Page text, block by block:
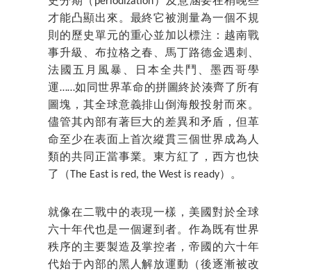
才能凸顯出來。最終它被測量為一個不規
則的歷史單元的重心並加以標注：越南戰
事升級、布拉格之春、馬丁路德金遇刺、
法國五月風暴、日本全共鬥、墨西哥學
運……如同世界革命的拼圖終於湊齊了所有
圖塊，其全球意義排山倒海般投射而來。
儘管其內部有著巨大的差異和矛盾，但革
命至少在表面上首次縱貫三個世界成為人
類的共同正當事業。東方紅了，西方也快
了（The East is red, the West is ready）。
就像在二戰中的表現一樣，美國對於全球
六十年代也是一個遲到者。作為既有世界
秩序的主要製造及掌控者，帝國的六十年
代始于內部的黑人解放運動（後逐漸被改